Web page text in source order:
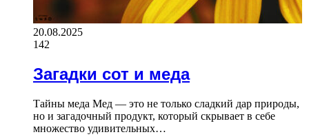
20.08.2025
142
Загадки сот и меда
Тайны меда Мед — это не только сладкий дар природы,
но и загадочный продукт, который скрывает в себе
множество удивительных…